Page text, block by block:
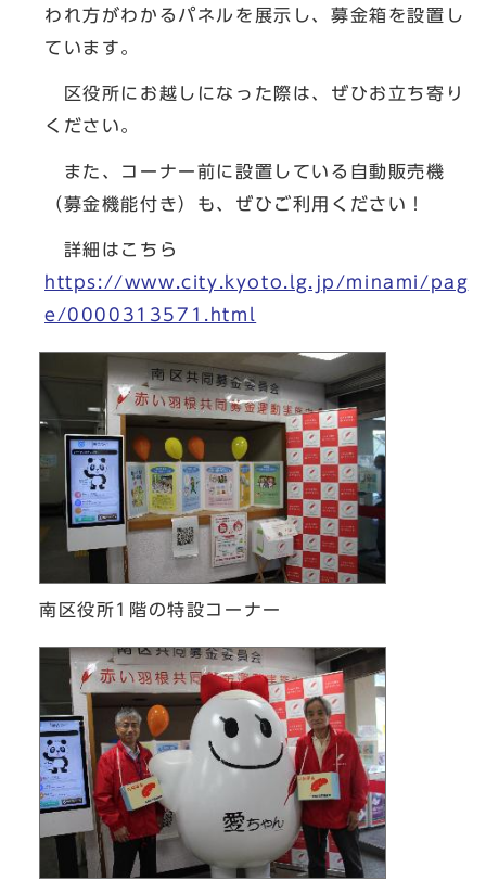
われ方がわかるパネルを展示し、募金箱を設置し
ています。
区役所にお越しになった際は、ぜひお立ち寄り
ください。
また、コーナー前に設置している自動販売機
（募金機能付き）も、ぜひご利用ください！
詳細はこちら
https://www.city.kyoto.lg.jp/minami/pag
e/0000313571.html
南区役所1階の特設コーナー